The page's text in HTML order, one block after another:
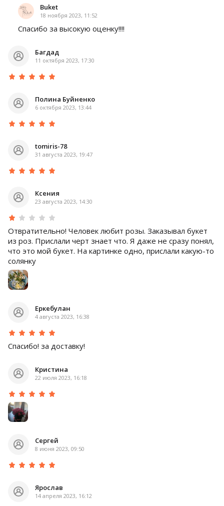
Buket
18 ноября 2023, 11:52
Спасибо за высокую оценку!!!!
Багдад
11 октября 2023, 17:30
Полина Буйненко
6 октября 2023, 13:44
tomiris-78
31 августа 2023, 19:47
Ксения
23 августа 2023, 14:30
Отвратительно! Человек любит розы. Заказывал букет
из роз. Прислали черт знает что. Я даже не сразу понял,
что это мой букет. На картинке одно, прислали какую-то
солянку
Еркебулан
4 августа 2023, 16:38
Спасибо! за доставку!
Кристина
22 июля 2023, 16:18
Сергей
8 июня 2023, 09:50
Ярослав
14 апреля 2023, 16:12